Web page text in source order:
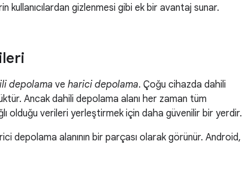
kullanıcılardan gizlenmesi gibi ek bir avantaj sunar.
depolama ve harici depolama. Çoğu cihazda dahili
Ancak dahili depolama alanı her zaman tüm
olduğu verileri yerleştirmek için daha güvenilir bir yerdir.
depolama alanının bir parçası olarak görünür. Android,